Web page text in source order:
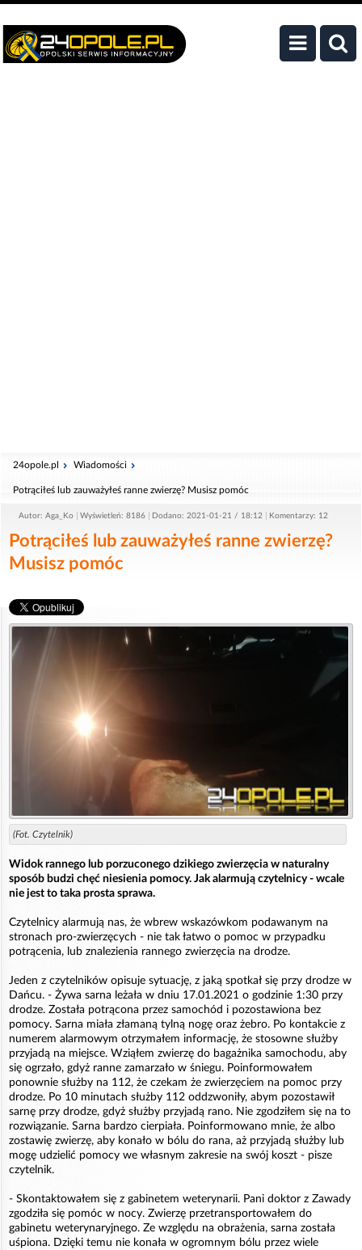
24opole.pl Wiadomości
Potrąciłeś lub zauważyłeś ranne zwierzę? Musisz pomóc
Autor: Aga_Ko Wyświetleń: 8186 Dodano: 2021-01-21 / 18:12 Komentarzy: 12
Potrąciłeś lub zauważyłeś ranne zwierzę?
Musisz pomóc
(Fot. Czytelnik)
Widok rannego lub porzuconego dzikiego zwierzęcia w naturalny
sposób budzi chęć niesienia pomocy. Jak alarmują czytelnicy - wcale
nie jest to taka prosta sprawa.
Czytelnicy alarmują nas, że wbrew wskazówkom podawanym na
stronach pro-zwierzęcych - nie tak łatwo o pomoc w przypadku
potrącenia, lub znalezienia rannego zwierzęcia na drodze.
Jeden z czytelników opisuje sytuację, z jaką spotkał się przy drodze w
Dańcu. - Żywa sarna leżała w dniu 17.01.2021 o godzinie 1:30 przy
drodze. Została potrącona przez samochód i pozostawiona bez
pomocy. Sarna miała złamaną tylną nogę oraz żebro. Po kontakcie z
numerem alarmowym otrzymałem informację, że stosowne służby
przyjadą na miejsce. Wziąłem zwierzę do bagażnika samochodu, aby
się ogrzało, gdyż ranne zamarzało w śniegu. Poinformowałem
ponownie służby na 112, że czekam że zwierzęciem na pomoc przy
drodze. Po 10 minutach służby 112 oddzwoniły, abym pozostawił
sarnę przy drodze, gdyż służby przyjadą rano. Nie zgodziłem się na to
rozwiązanie. Sarna bardzo cierpiała. Poinformowano mnie, że albo
zostawię zwierzę, aby konało w bólu do rana, aż przyjadą służby lub
mogę udzielić pomocy we własnym zakresie na swój koszt - pisze
czytelnik.
- Skontaktowałem się z gabinetem weterynarii. Pani doktor z Zawady
zgodziła się pomóc w nocy. Zwierzę przetransportowałem do
gabinetu weterynaryjnego. Ze względu na obrażenia, sarna została
uśpiona. Dzięki temu nie konała w ogromnym bólu przez wiele